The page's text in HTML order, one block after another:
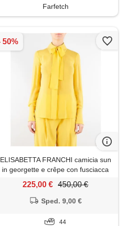
Farfetch
ELISABETTA FRANCHI camicia sun
in georgette e crêpe con fusciacca
225,00 € 450,00 €
Sped. 9,00 €
44